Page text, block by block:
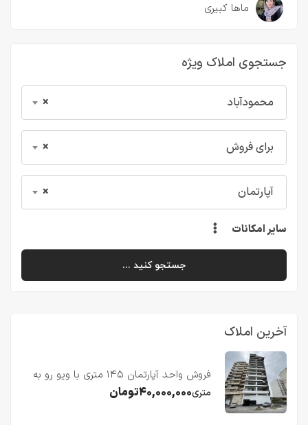
جستجوی املاک ویژه
× محمودآباد
× برای فروش
× آپارتمان
سایر امکانات
جستجو کنید ...
آخرین املاک
فروش واحد آپارتمان ۱۴۵ متری با ویو رو به
دریا در فریدونکنار
متری۴۰,۰۰۰,۰۰۰تومان
ماها کبیری